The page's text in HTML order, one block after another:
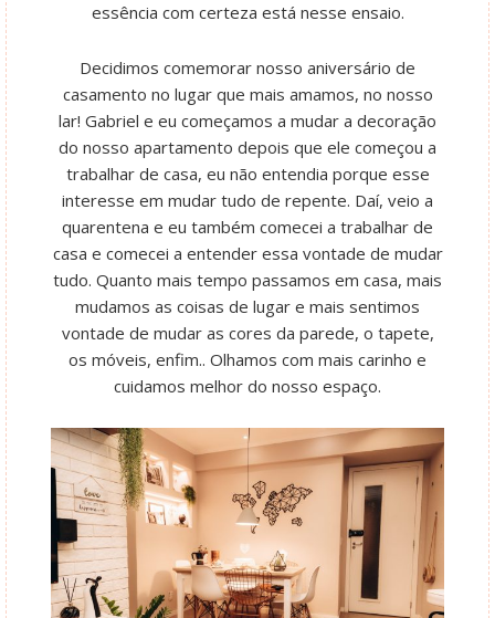
essência com certeza está nesse ensaio.
Decidimos comemorar nosso aniversário de
casamento no lugar que mais amamos, no nosso
lar! Gabriel e eu começamos a mudar a decoração
do nosso apartamento depois que ele começou a
trabalhar de casa, eu não entendia porque esse
interesse em mudar tudo de repente. Daí, veio a
quarentena e eu também comecei a trabalhar de
casa e comecei a entender essa vontade de mudar
tudo. Quanto mais tempo passamos em casa, mais
mudamos as coisas de lugar e mais sentimos
vontade de mudar as cores da parede, o tapete,
os móveis, enfim.. Olhamos com mais carinho e
cuidamos melhor do nosso espaço.